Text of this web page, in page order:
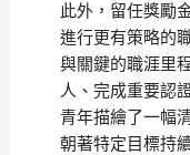
此外，留任獎勵
進行更有策略的
與關鍵的職涯里
人、完成重要認
青年描繪了一幅
朝著特定目標持